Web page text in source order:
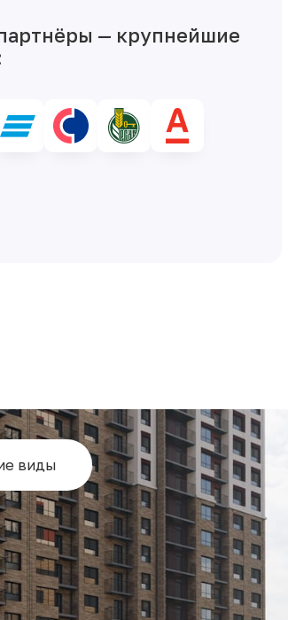
— крупнейшие
виды